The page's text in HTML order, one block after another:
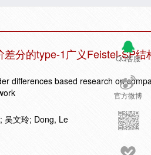
QQ客服
官方微博
差分的type-1广义Feistel-SP
differences based research on
吴文玲; Dong, Le